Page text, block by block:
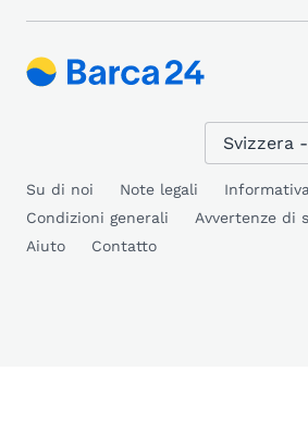
Su di noi Note legali
Condizioni generali
Avvertenze di
Aiuto
Contatto